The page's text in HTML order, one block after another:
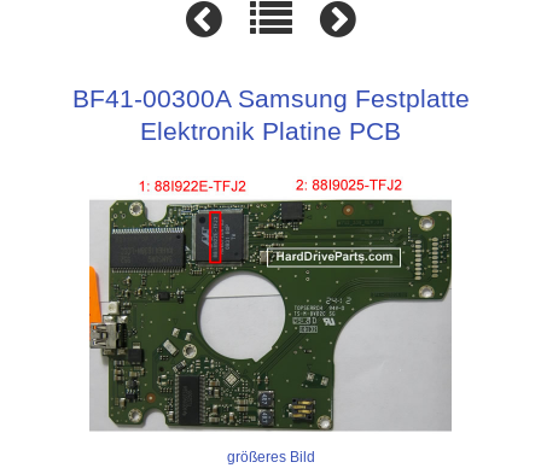
BF41-00300A Samsung Festplatte
Elektronik Platine PCB
größeres Bild